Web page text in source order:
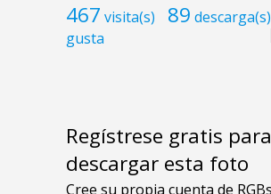
467 visita(s) 89 descarga(s)
gusta
Regístrese gratis para
descargar esta foto